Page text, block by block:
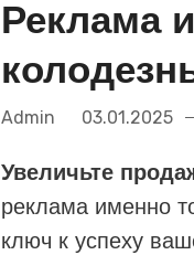
Реклама
Admin 03.01.2025
Увеличьте
реклама именно
ключ к успеху